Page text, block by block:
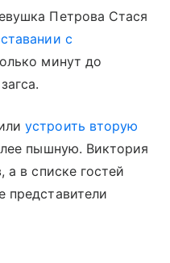
Петрова Стася
с
минут до
устроить вторую
пышную. Виктория
а в списке гостей
представители